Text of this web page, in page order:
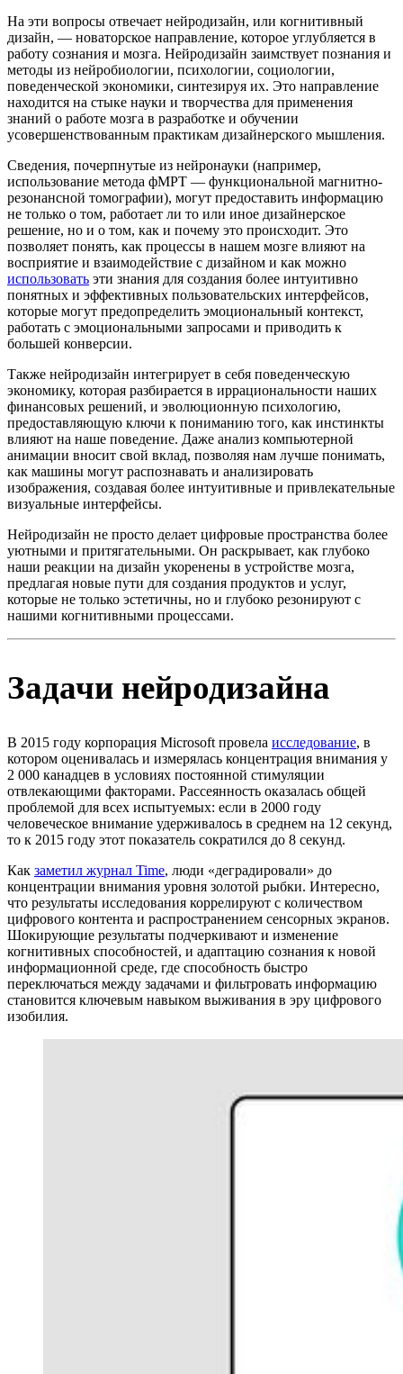
На эти вопросы отвечает нейродизайн, или когнитивный
дизайн, — новаторское направление, которое углубляется в
работу сознания и мозга. Нейродизайн заимствует познания и
методы из нейробиологии, психологии, социологии,
поведенческой экономики, синтезируя их. Это направление
находится на стыке науки и творчества для применения
знаний о работе мозга в разработке и обучении
усовершенствованным практикам дизайнерского мышления.
Сведения, почерпнутые из нейронауки (например,
использование метода фМРТ — функциональной магнитно-
резонансной томографии), могут предоставить информацию
не только о том, работает ли то или иное дизайнерское
решение, но и о том, как и почему это происходит. Это
позволяет понять, как процессы в нашем мозге влияют на
восприятие и взаимодействие с дизайном и как можно
использовать эти знания для создания более интуитивно
понятных и эффективных пользовательских интерфейсов,
которые могут предопределить эмоциональный контекст,
работать с эмоциональными запросами и приводить к
большей конверсии.
Также нейродизайн интегрирует в себя поведенческую
экономику, которая разбирается в иррациональности наших
финансовых решений, и эволюционную психологию,
предоставляющую ключи к пониманию того, как инстинкты
влияют на наше поведение. Даже анализ компьютерной
анимации вносит свой вклад, позволяя нам лучше понимать,
как машины могут распознавать и анализировать
изображения, создавая более интуитивные и привлекательные
визуальные интерфейсы.
Нейродизайн не просто делает цифровые пространства более
уютными и притягательными. Он раскрывает, как глубоко
наши реакции на дизайн укоренены в устройстве мозга,
предлагая новые пути для создания продуктов и услуг,
которые не только эстетичны, но и глубоко резонируют с
нашими когнитивными процессами.
Задачи нейродизайна
В 2015 году корпорация Microsoft провела исследование, в
котором оценивалась и измерялась концентрация внимания у
2 000 канадцев в условиях постоянной стимуляции
отвлекающими факторами. Рассеянность оказалась общей
проблемой для всех испытуемых: если в 2000 году
человеческое внимание удерживалось в среднем на 12 секунд,
то к 2015 году этот показатель сократился до 8 секунд.
Как заметил журнал Time, люди «деградировали» до
концентрации внимания уровня золотой рыбки. Интересно,
что результаты исследования коррелируют с количеством
цифрового контента и распространением сенсорных экранов.
Шокирующие результаты подчеркивают и изменение
когнитивных способностей, и адаптацию сознания к новой
информационной среде, где способность быстро
переключаться между задачами и фильтровать информацию
становится ключевым навыком выживания в эру цифрового
изобилия.